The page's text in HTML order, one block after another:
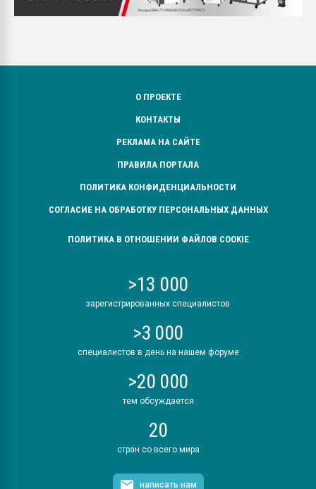
О ПРОЕКТЕ
КОНТАКТЫ
РЕКЛАМА НА САЙТЕ
ПРАВИЛА ПОРТАЛА
ПОЛИТИКА КОНФИДЕНЦИАЛЬНОСТИ
СОГЛАСИЕ НА ОБРАБОТКУ ПЕРСОНАЛЬНЫХ ДАННЫХ
ПОЛИТИКА В ОТНОШЕНИИ ФАЙЛОВ COOKIE
>13 000
зарегистрированных специалистов
>3 000
специалистов в день на нашем форуме
>20 000
тем обсуждается
20
стран со всего мира
написать нам